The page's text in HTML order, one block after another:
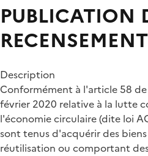
PUBLICATION
Description
Conformément à l'article 58 de
février 2020 relative à la lutte
l'économie circulaire (dite loi
sont tenus d'acquérir des
réutilisation ou comportant